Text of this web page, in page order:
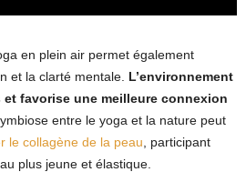
en plein air permet également
et la clarté mentale. L’environnement
favorise une meilleure connexion
entre le yoga et la nature peut
le collagène de la peau , participant
plus jeune et élastique.